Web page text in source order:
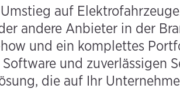
auf
andere Anbieter in der
und ein komplettes
und zuverlässigen
die auf Ihr